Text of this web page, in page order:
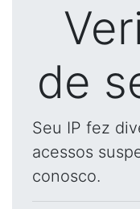
de
Seu IP fez
acessos
conosco.